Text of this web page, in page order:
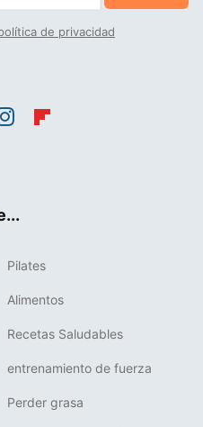
de privacidad
Pilates
Alimentos
Recetas Saludables
entrenamiento de fuerza
Perder grasa